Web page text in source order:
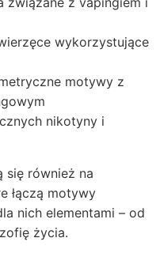
wykorzystujące
motywy z
nikotyny i
się również na
łączą motywy
nich elementami – od
życia.